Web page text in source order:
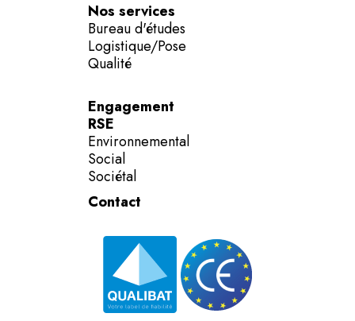
Nos services
Bureau d'études
Logistique/Pose
Qualité
Engagement
RSE
Environnemental
Social
Sociétal
Contact